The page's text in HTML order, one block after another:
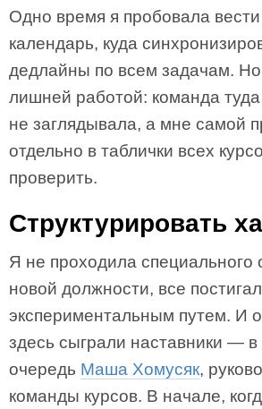
Одно время я пробовала
календарь, куда
дедлайны по всем задачам. Но
лишней работой: команда туда
не заглядывала, а мне самой
отдельно в таблички всех
проверить.
Структурировать
Я не проходила специального
новой должности, все
экспериментальным путем. И
здесь сыграли наставники —
очередь Маша Хомусяк,
команды курсов. В начале,